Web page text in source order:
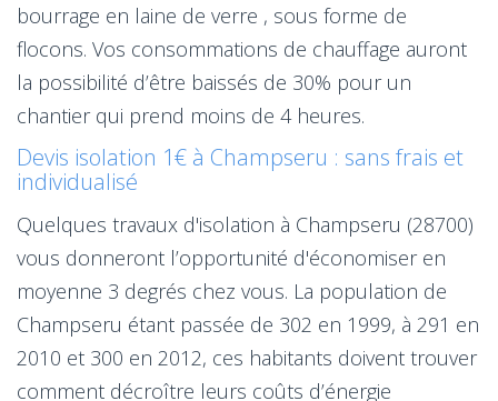
bourrage en laine de verre , sous forme de
flocons. Vos consommations de chauffage auront
la possibilité d’être baissés de 30% pour un
chantier qui prend moins de 4 heures.
Devis isolation 1€ à Champseru : sans frais et
individualisé
Quelques travaux d'isolation à Champseru (28700)
vous donneront l’opportunité d'économiser en
moyenne 3 degrés chez vous. La population de
Champseru étant passée de 302 en 1999, à 291 en
2010 et 300 en 2012, ces habitants doivent trouver
comment décroître leurs coûts d’énergie